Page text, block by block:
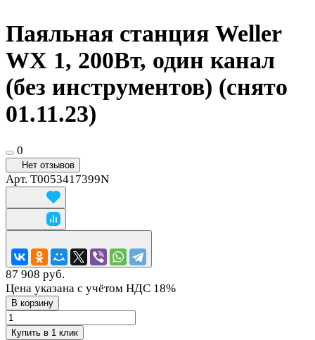
Паяльная станция Weller
WX 1, 200Вт, один канал
(без инструментов) (снято
01.11.23)
0
Нет отзывов
Арт. T0053417399N
87 908 руб.
Цена указана с учётом НДС 18%
В корзину
Купить в 1 клик